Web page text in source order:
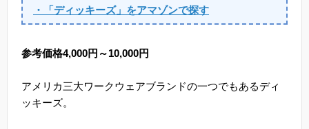
・「ディッキーズ」をアマゾンで探す
参考価格4,000円～10,000円
アメリカ三大ワークウェアブランドの一つでもあるディ
ッキーズ。